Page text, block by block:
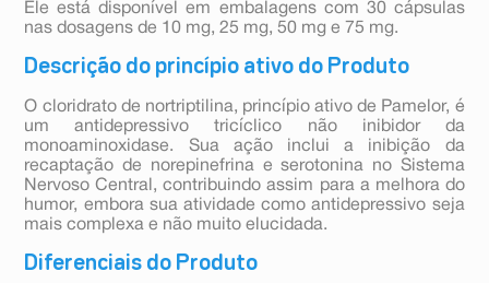
Ele está disponível em embalagens com 30 cápsulas
nas dosagens de 10 mg, 25 mg, 50 mg e 75 mg.
Descrição do princípio ativo do Produto
O cloridrato de nortriptilina, princípio ativo de Pamelor, é
um antidepressivo tricíclico não inibidor da
monoaminoxidase. Sua ação inclui a inibição da
recaptação de norepinefrina e serotonina no Sistema
Nervoso Central, contribuindo assim para a melhora do
humor, embora sua atividade como antidepressivo seja
mais complexa e não muito elucidada.
Diferenciais do Produto